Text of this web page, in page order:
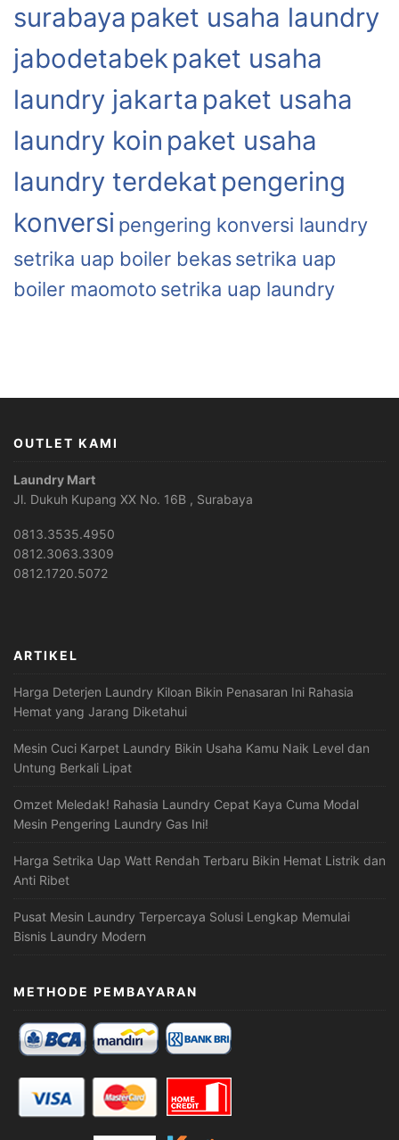
surabaya paket usaha laundry
jabodetabek paket usaha
laundry jakarta paket usaha
laundry koin paket usaha
laundry terdekat pengering
konversi pengering konversi laundry
setrika uap boiler bekassetrika uap
boiler maomoto setrika uap laundry
OUTLET KAMI
Laundry Mart
Jl. Dukuh Kupang XX No. 16B , Surabaya
0813.3535.4950
0812.3063.3309
0812.1720.5072
ARTIKEL
Harga Deterjen Laundry Kiloan Bikin Penasaran Ini Rahasia
Hemat yang Jarang Diketahui
Mesin Cuci Karpet Laundry Bikin Usaha Kamu Naik Level dan
Untung Berkali Lipat
Omzet Meledak! Rahasia Laundry Cepat Kaya Cuma Modal
Mesin Pengering Laundry Gas Ini!
Harga Setrika Uap Watt Rendah Terbaru Bikin Hemat Listrik dan
Anti Ribet
Pusat Mesin Laundry Terpercaya Solusi Lengkap Memulai
Bisnis Laundry Modern
METHODE PEMBAYARAN